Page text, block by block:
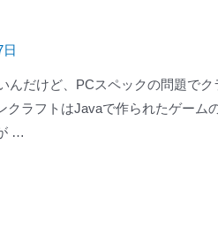
んだけど、PCスペックの問題でク
ラフトはJavaで作られたゲーム
…